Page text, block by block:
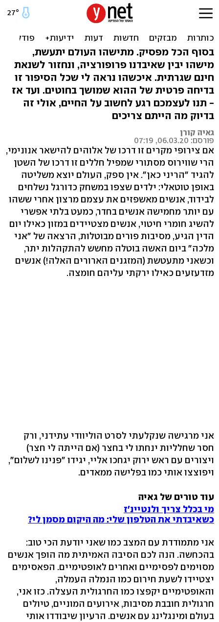
שונאים את החיים שלכם?
קיבלתם קורונה
בסוף הכל מפסיק. מתישהו העולם יתעשת,
מישהו יבין שאיבדנו פרופורציה, ונחזור לשנאת
חינם שגרתית. איכשהו נראה לי שכל הסיפור זו
בדיחה פרטית של ההוא שמושך בחוטים. ועד אז
- תנו לעצמכם רגע לחשוב על החיים, אולי זה
בדיוק מה הייתם צריכים
גאיה קורן
פורסם: 06.03.20, 07:19
אם צירופי מקרים זו דרכו של אלוהים להישאר אנונימי,
הרי שווירוס מסתורי שמפיל חללים זו דרכו של השטן
להגיד "הריני כאן". אין ספק, העולם יוצא משליטה
באופן טוטאלי: ילדים שצפו במשחק כדורגל נשלחים
לבידוד, אנשים מאשפזים את עצמם מרצון אחרי ששהו
עם יותר מחמישה אנשים בחדר, כמעט בלתי אפשרי
להשיג חומרי חיטוי, אנשים מצטיידים במזון כאילו יום
הדין הגיע, מסיבות פורים מבוטלות, הרצאה של "אני
מלכה" ביום האשה בוטלה מחשש להתקהלות יתר,
וכשאני מתעטשת (המזגנים הארורים האלה!) אנשים
מזדעזעים כאילו ירקתי עליהם חומצה.
אני מרגישה שנקלעתי לסרט הוליוודי עתידני, ורק
חסר שחלליות ינחתו לי בחצר (אם הייתה לי חצר)
ויצורים עם ראש ירוק יגחכו אליי, יגידו "פנינו לשלום",
ויפוצצו אותי כמו בפלישה ממאדים.
עוד טורים של גאיה
מי בכלל צריך ולנטיינ'ז
כשאיבדתי את הטלפון שלי: מה היקום מסמן לי?
אני מתמודדת עם המצב כמו שאני יודעת הכי טוב:
בהכחשה. הנה לכם הסיבה האמיתית מה הופך אנשים
מסוימים לפסימיים ואחרים לאופטימיים. הפאסימים
יצטיידו לשעת חירום כמו הנמלה העמלה,
והאופטימיים יקפצו כמו החרגולית העצלה. כזו אני,
חרגולית חובבת מסיבות, אירועים המוניים, טיולים
בעולם ומינגלינג עם אנשים. הרעיון שיבודדו אותי